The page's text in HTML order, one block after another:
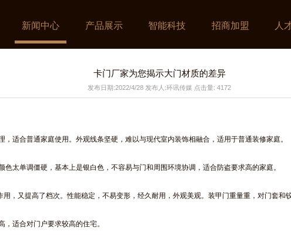
新闻中心 产品展示 智能科技 招商加盟 人
卡门厂家为您揭示大门材质的差异
发布日期:2022/4/28 发布人:环讯传媒 点击量: 4172
适合普通家庭使用。外观线条坚硬，难以与现代室内装饰相融合，适用于普通装修家庭。
太单调僵硬，基本上是银白色，不容易与门和周围环境协调，适合防盗要求高的家庭。
，又提高了档次。性能稳定，不易变形，经久耐用，外观美观。装甲门重量重，对门套和
适合对门户要求较高的住宅。